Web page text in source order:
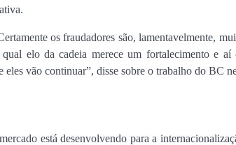
os fraudadores são, lamentavelmente,
elo da cadeia merece um fortalecimento e
vão continuar”, disse sobre o trabalho do BC
está desenvolvendo para a